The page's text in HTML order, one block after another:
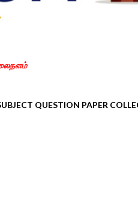
QUESTION PAPER